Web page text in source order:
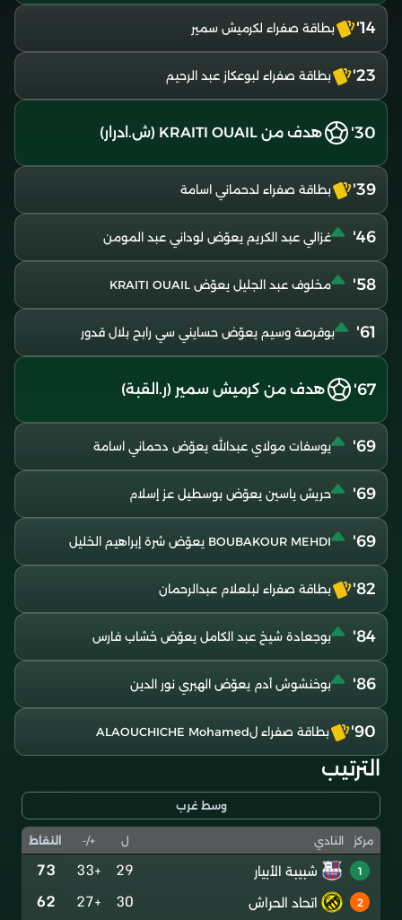
14' بطاقة صفراء لكرميش سمير
23' بطاقة صفراء لبوعكاز عبد الرحيم
30' هدف من KRAITI OUAIL (ش.ادرار)
39' بطاقة صفراء لدحماني اسامة
46' غزالي عبد الكريم يعوّض لوداني عبد المومن
58' مخلوف عبد الجليل يعوّض KRAITI OUAIL
61' بوقرصة وسيم يعوّض حسايني سي رابح بلال قدور
67' هدف من كرميش سمير (ر.القبة)
69' يوسفات مولاي عبدالله يعوّض دحماني اسامة
69' حريش ياسين يعوّض بوسطيل عز إسلام
69' BOUBAKOUR MEHDI يعوّض شرة إبراهيم الخليل
82' بطاقة صفراء لبلعلام عبدالرحمان
84' بوجعادة شيخ عبد الكامل يعوّض خشاب فارس
86' بوخنشوش أدم يعوّض الهبري نور الدين
90' بطاقة صفراء لALAOUCHICHE Mohamed
الترتيب
وسط غرب
مركز النادي ل +/- النقاط
1 شبيبة الأبيار 29
+33
73
2 اتحاد الحراش 30
+27
62